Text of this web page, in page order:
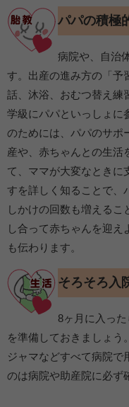
パパの積極
病院や、自治
す。出産の進み方の「予
話、沐浴、おむつ替え練
学級にパパといっしょに
のためには、パパのサポ
産や、赤ちゃんとの生活
て、ママが大変なときに
すを詳しく知ることで、
しかけの回数も増えるこ
し合って赤ちゃんを迎え
も伝わります。
そろそろ入
8ヶ月に入っ
を準備しておきましょう
ジャマなどすべて病院で
のは病院や助産院に必ず